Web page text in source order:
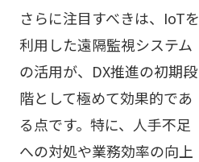
さらに注目すべきは、IoTを
利用した遠隔監視システム
の活用が、DX推進の初期段
階として極めて効果的であ
る点です。特に、人手不足
への対処や業務効率の向上